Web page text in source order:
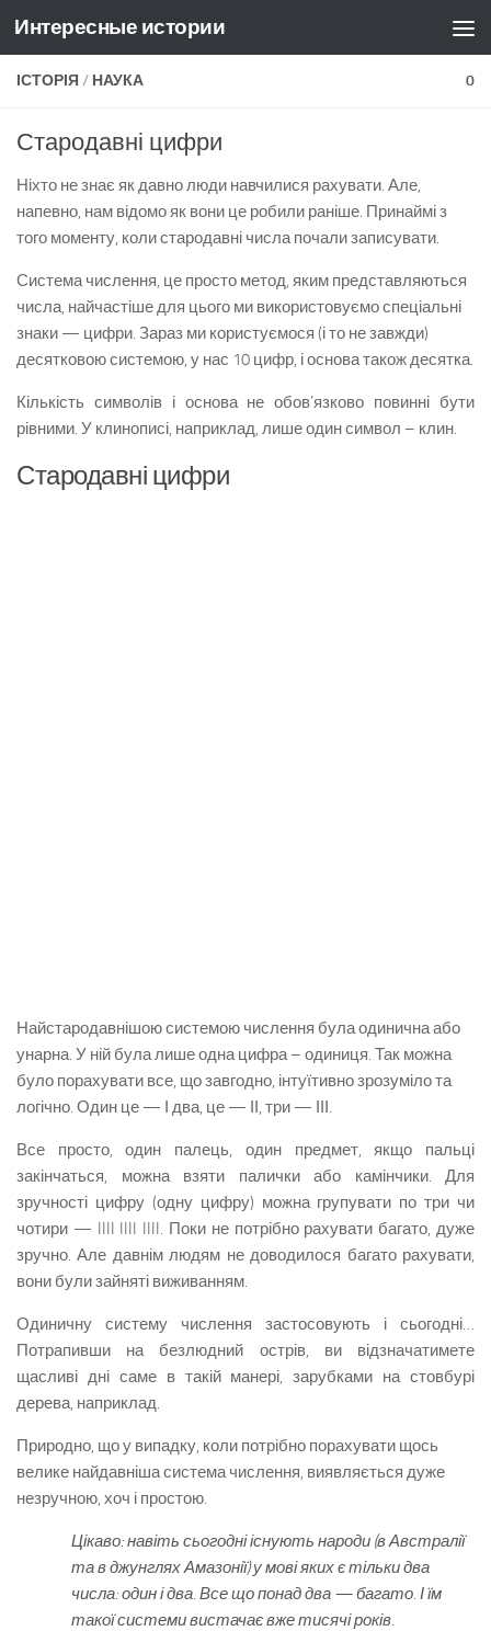
Skip to content
Интересные истории
ІСТОРІЯ / НАУКА 0
Стародавні цифри
Ніхто не знає як давно люди навчилися рахувати. Але,
напевно, нам відомо як вони це робили раніше. Принаймі з
того моменту, коли стародавні числа почали записувати.
Система числення, це просто метод, яким представляються
числа, найчастіше для цього ми використовуємо спеціальні
знаки — цифри. Зараз ми користуємося (і то не завжди)
десятковою системою, у нас 10 цифр, і основа також десятка.
Кількість символів і основа не обов’язково повинні бути
рівними. У клинописі, наприклад, лише один символ – клин.
Стародавні цифри
Найстародавнішою системою числення була одинична або
унарна. У ній була лише одна цифра – одиниця. Так можна
було порахувати все, що завгодно, інтуїтивно зрозуміло та
логічно. Один це — І два, це — ІІ, три — ІІІ.
Все просто, один палець, один предмет, якщо пальці
закінчаться, можна взяти палички або камінчики. Для
зручності цифру (одну цифру) можна групувати по три чи
чотири — IIII IIII IIII. Поки не потрібно рахувати багато, дуже
зручно. Але давнім людям не доводилося багато рахувати,
вони були зайняті виживанням.
Одиничну систему числення застосовують і сьогодні…
Потрапивши на безлюдний острів, ви відзначатимете
щасливі дні саме в такій манері, зарубками на стовбурі
дерева, наприклад.
Природно, що у випадку, коли потрібно порахувати щось
велике найдавніша система числення, виявляється дуже
незручною, хоч і простою.
Цікаво: навіть сьогодні існують народи (в Австралії
та в джунглях Амазонії) у мові яких є тільки два
числа: один і два. Все що понад два — багато. І їм
такої системи вистачає вже тисячі років.